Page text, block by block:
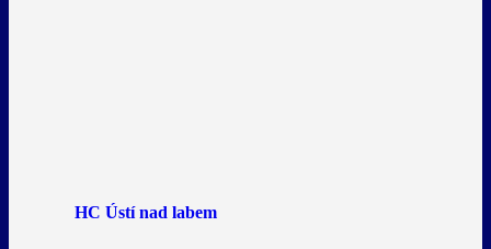
HC Ústí nad labem